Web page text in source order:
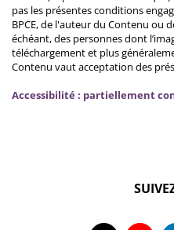
pas les présentes conditions
BPCE, de l'auteur du Contenu ou
échéant, des personnes dont
téléchargement et plus
Contenu vaut acceptation des
Accessibilité : partiellement